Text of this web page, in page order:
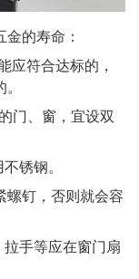
的寿命：
应符合达标的，
门、窗，宜设双
锈钢。
螺钉，否则就会容
手等应在窗门扇